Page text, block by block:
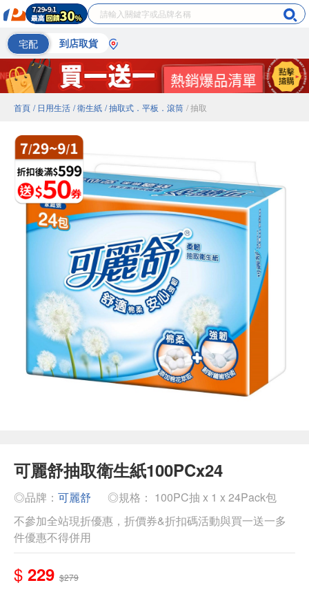
宅配 到店取貨
首頁 / 日用生活 / 衛生紙 / 抽取式．平板．滾筒 / 抽取
可麗舒抽取衛生紙100PCx24
◎品牌： 可麗舒
◎規格： 100PC抽 x 1 x 24Pack包
不參加全站現折優惠，折價券&折扣碼活動與買一送一多
件優惠不得併用
$ 229 $279